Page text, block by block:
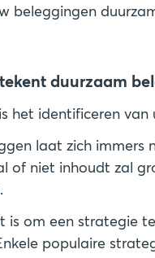
beleggingen
duurzaam
het identificeren
laat zich immers
of niet inhoudt zal
is om een strategie
populaire